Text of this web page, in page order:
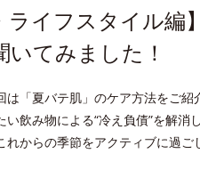
ライフスタイル
てみました！
は「夏バテ肌」のケア方法をご
い飲み物による“冷え負債”を解
れからの季節をアクティブに過ご